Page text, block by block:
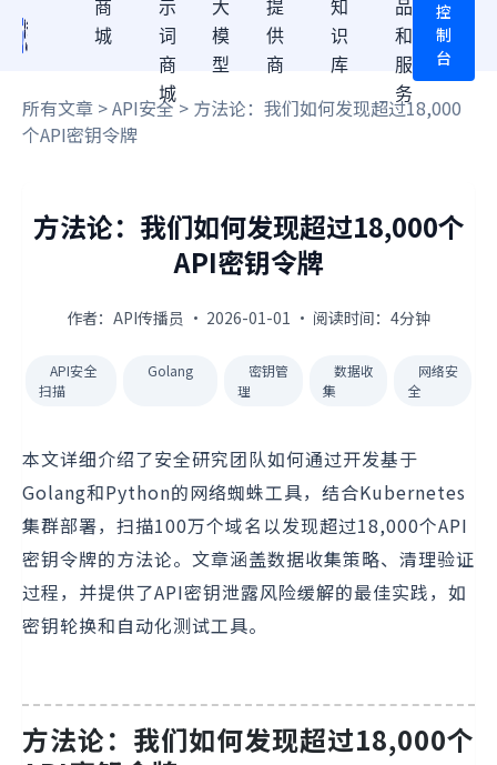
商
城
示
词
商
城
大
模
型
提
供
商
知
识
库
品
和
服
务
控
制
台
所有文章 >API安全> 方法论：我们如何发现超过18,000
个API密钥令牌
方法论：我们如何发现超过18,000个
API密钥令牌
作者：API传播员 · 2026-01-01 · 阅读时间：4分钟
API安全
扫描
Golang
密钥管
理
数据收
集
网络安
全
本文详细介绍了安全研究团队如何通过开发基于
Golang和Python的网络蜘蛛工具，结合Kubernetes
集群部署，扫描100万个域名以发现超过18,000个API
密钥令牌的方法论。文章涵盖数据收集策略、清理验证
过程，并提供了API密钥泄露风险缓解的最佳实践，如
密钥轮换和自动化测试工具。
方法论：我们如何发现超过18,000个